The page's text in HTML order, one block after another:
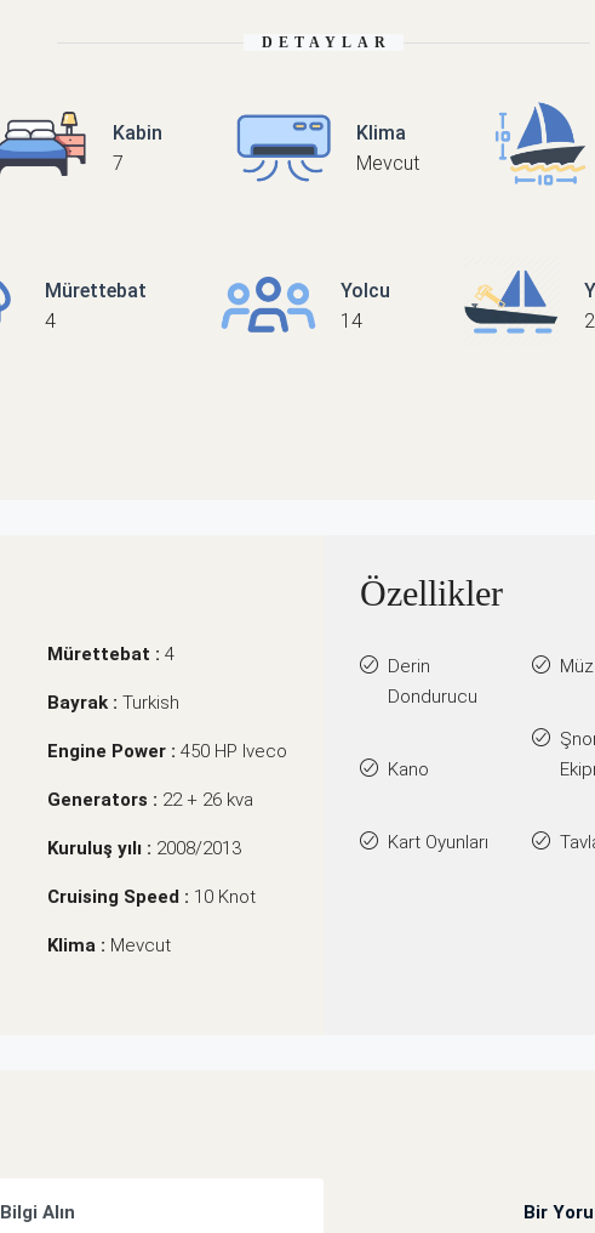
DETAYLAR
Kabin
7
Klima
Mevcut
Mürettebat
4
Yolcu
14
Mürettebat : 4
Bayrak : Turkish
Engine Power : 450 HP Iveco
Generators : 22 + 26 kva
Kuruluş yılı : 2008/2013
Cruising Speed : 10 Knot
Klima : Mevcut
Özellikler
Derin
Dondurucu
Kano
Kart Oyunları
Bilgi Alın Bir